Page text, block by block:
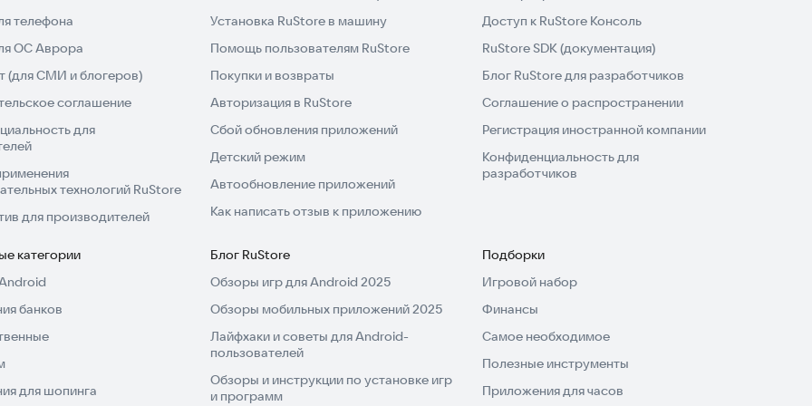
или физические головоломки, этот опыт будет
свой мозг и осваивайте этот сложный
о квартале.
Spectrum, Vanguard или Vertex для своего
Prime или Vertex.
с друзьями.
и начните свое магическое приключение!
телефона
ОС Аврора
(для СМИ и блогеров)
соглашение
для
технологий RuStore
для производителей
Установка RuStore в машину
Помощь пользователям RuStore
Покупки и возвраты
Авторизация в RuStore
Сбой обновления приложений
Детский режим
Автообновление приложений
Как написать отзыв к приложению
Доступ к RuStore Консоль
RuStore SDK (документация)
Блог RuStore для разработчиков
Соглашение о распространении
Регистрация иностранной компании
Конфиденциальность для
разработчиков
категории
банков
для шопинга
Блог RuStore
Обзоры игр для Android 2025
Обзоры мобильных приложений 2025
Лайфхаки и советы для Android-
пользователей
Обзоры и инструкции по установке игр
и программ
Подборки
Игровой набор
Финансы
Самое необходимое
Полезные инструменты
Приложения для часов